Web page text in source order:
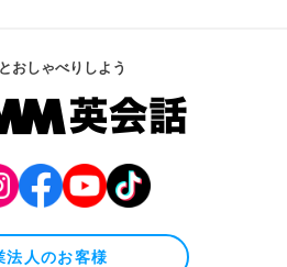
おしゃべりしよう
法人のお客様